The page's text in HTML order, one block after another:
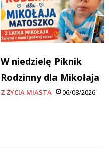
W niedzielę Piknik
Rodzinny dla Mikołaja
Z ŻYCIA MIASTA 06/08/2026